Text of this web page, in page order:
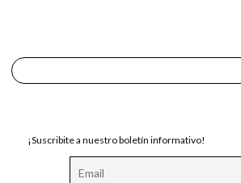
¡Suscribite a nuestro boletín informativo!